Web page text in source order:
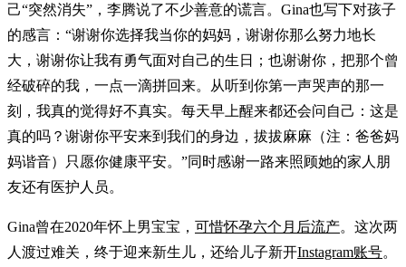
己“突然消失”，李腾说了不少善意的谎言。Gina也写下对孩子
的感言：“谢谢你选择我当你的妈妈，谢谢你那么努力地长
大，谢谢你让我有勇气面对自己的生日；也谢谢你，把那个曾
经破碎的我，一点一滴拼回来。从听到你第一声哭声的那一
刻，我真的觉得好不真实。每天早上醒来都还会问自己：这是
真的吗？谢谢你平安来到我们的身边，拔拔麻麻（注：爸爸妈
妈谐音）只愿你健康平安。”同时感谢一路来照顾她的家人朋
友还有医护人员。
Gina曾在2020年怀上男宝宝， 可惜怀孕六个月后流产。这次两
人渡过难关，终于迎来新生儿，还给儿子新开Instagram账号。